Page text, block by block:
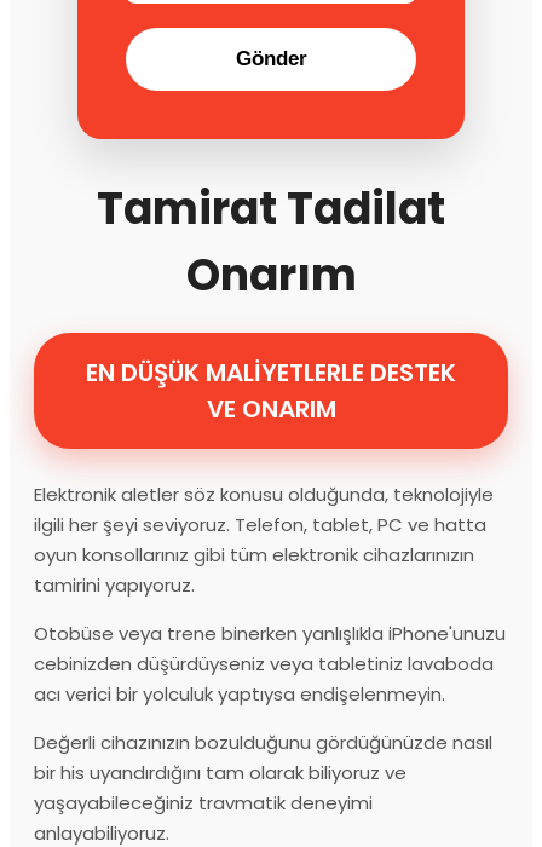
Gönder
Tamirat Tadilat
Onarım
EN DÜŞÜK MALİYETLERLE DESTEK
VE ONARIM
Elektronik aletler söz konusu olduğunda, teknolojiyle
ilgili her şeyi seviyoruz. Telefon, tablet, PC ve hatta
oyun konsollarınız gibi tüm elektronik cihazlarınızın
tamirini yapıyoruz.
Otobüse veya trene binerken yanlışlıkla iPhone'unuzu
cebinizden düşürdüyseniz veya tabletiniz lavaboda
acı verici bir yolculuk yaptıysa endişelenmeyin.
Değerli cihazınızın bozulduğunu gördüğünüzde nasıl
bir his uyandırdığını tam olarak biliyoruz ve
yaşayabileceğiniz travmatik deneyimi
anlayabiliyoruz.